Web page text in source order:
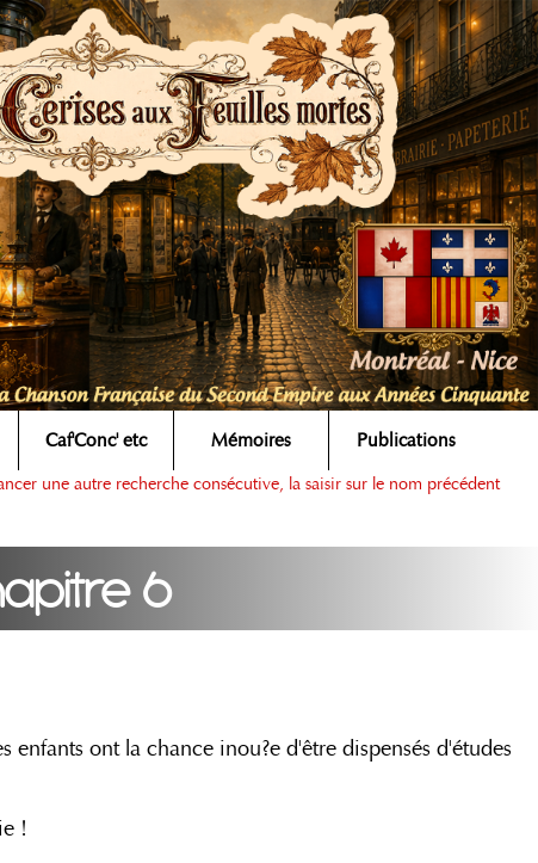
Caf'Conc' etc Mémoires Publications
une autre recherche consécutive, la saisir sur le nom précédent
6
ont la chance inou?e d'être dispensés d'études
!